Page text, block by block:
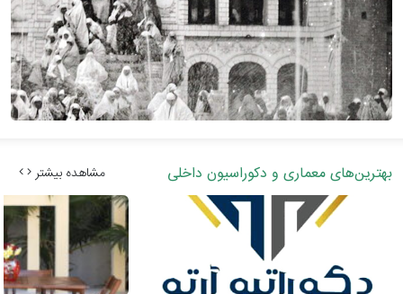
بهترین‌های معماری و دکوراسیون داخلی مشاهده بیشتر